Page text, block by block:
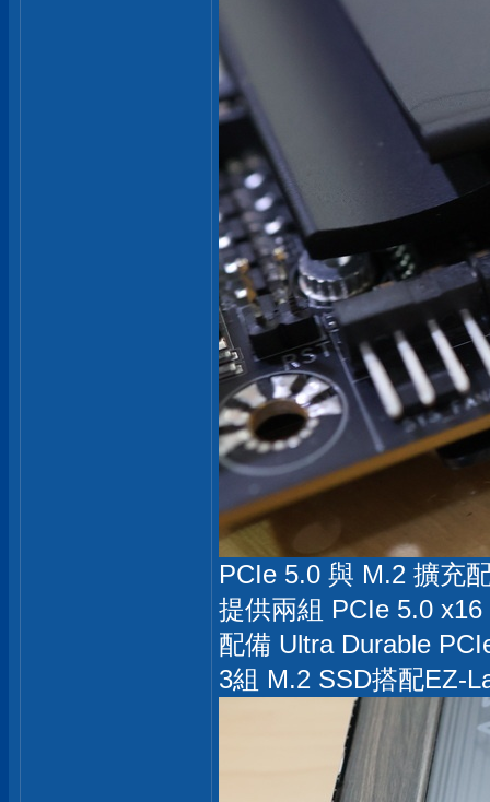
PCIe 5.0 與 M.2 擴充
提供兩組 PCIe 5.0
配備 Ultra Durable
3組 M.2 SSD搭配EZ-